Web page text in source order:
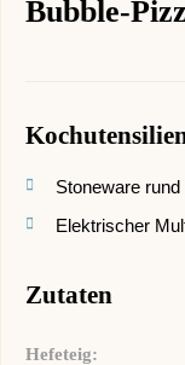
Bubble-
Stoneware rund
Elektrischer
Zutaten
Hefeteig: